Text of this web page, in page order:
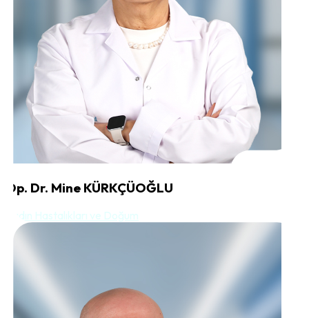
Op. Dr. Mine KÜRKÇÜOĞLU
Kadın Hastalıkları ve Doğum